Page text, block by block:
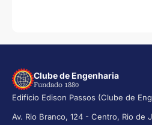
Clube de Engenharia
Fundado 1880
Edifício Edison Passos (Clube de
Av. Rio Branco, 124 - Centro, Rio de